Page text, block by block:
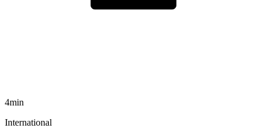
4min
International